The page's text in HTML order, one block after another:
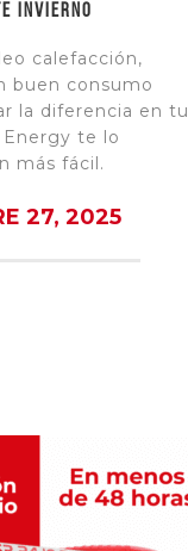
invierno
calefacción,
buen consumo
la diferencia en tu
te lo
más fácil.
27, 2025